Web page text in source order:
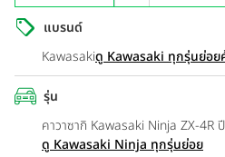
แบรนด์
Kawasakiดู Kawasaki ทุกรุ่นย่อย
รุ่น
คาวาซากิ Kawasaki Ninja ZX-4R
ดู Kawasaki Ninja ทุกรุ่นย่อย